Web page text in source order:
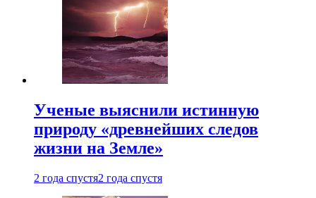
Ученые выяснили истинную
природу «древнейших следов
жизни на Земле»
2 года спустя2 года спустя